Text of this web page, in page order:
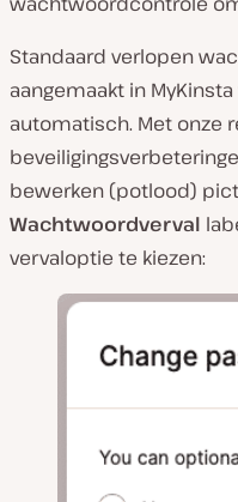
Standaard verlopen
aangemaakt in
automatisch. Met onze
bewerken (potlood)
Wachtwoordverval
vervaloptie te kiezen: